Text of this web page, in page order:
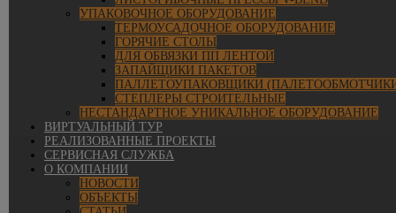
УПАКОВОЧНОЕ ОБОРУДОВАНИЕ
ТЕРМОУСАДОЧНОЕ ОБОРУДОВАНИЕ
ГОРЯЧИЕ СТОЛЫ
ДЛЯ ОБВЯЗКИ ПП ЛЕНТОЙ
ЗАПАЙЩИКИ ПАКЕТОВ
ПАЛЛЕТОУПАКОВЩИКИ
СТЕПЛЕРЫ СТРОИТЕЛЬНЫЕ
НЕСТАНДАРТНОЕ УНИКАЛЬНОЕ ОБОРУДОВАНИЕ
ВИРТУАЛЬНЫЙ ТУР
РЕАЛИЗОВАННЫЕ ПРОЕКТЫ
СЕРВИСНАЯ СЛУЖБА
О КОМПАНИИ
НОВОСТИ
ОБЪЕКТЫ